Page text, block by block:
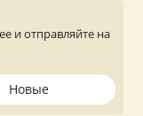
Они
и оставляют
вашей
и отправляйте на
Новые